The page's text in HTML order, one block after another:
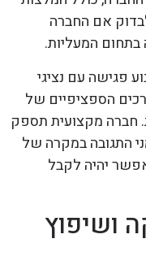
אם החברה
המעליות.
פגישה עם נציגי
הספציפיים של
חברה מקצועית תספק
התגובה במקרה של
יהיה לקבל
ושיפוץ